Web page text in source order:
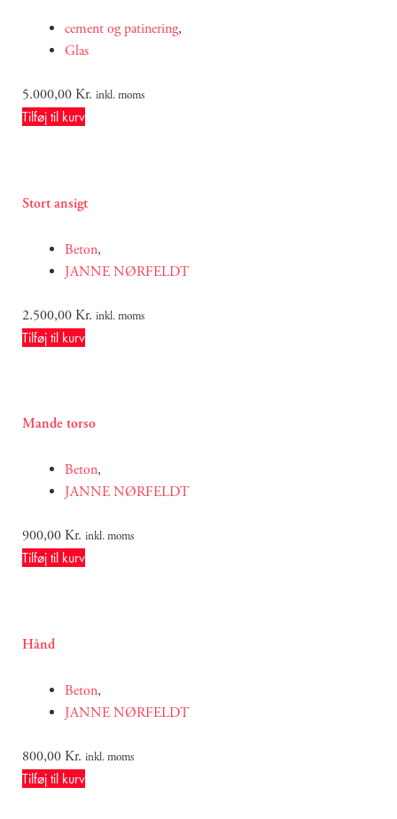
cement og patinering,
Glas
5.000,00Kr. inkl. moms
Tilføj til kurv
Stort ansigt
Beton,
JANNE NØRFELDT
2.500,00Kr. inkl. moms
Tilføj til kurv
Mande torso
Beton,
JANNE NØRFELDT
900,00Kr. inkl. moms
Tilføj til kurv
Hånd
Beton,
JANNE NØRFELDT
800,00Kr. inkl. moms
Tilføj til kurv